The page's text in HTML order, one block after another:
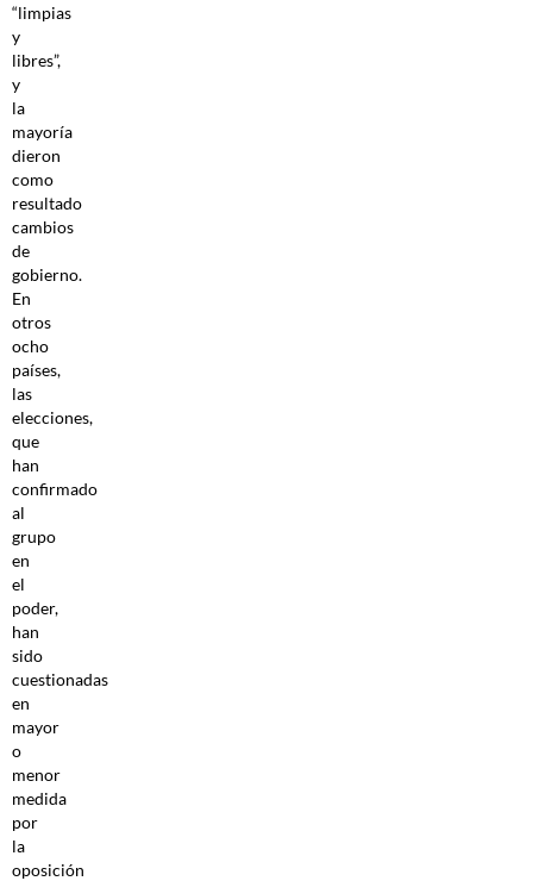
“limpias
y
libres”,
y
la
mayoría
dieron
como
resultado
cambios
de
gobierno.
En
otros
ocho
países,
las
elecciones,
que
han
confirmado
al
grupo
en
el
poder,
han
sido
cuestionadas
en
mayor
o
menor
medida
por
la
oposición